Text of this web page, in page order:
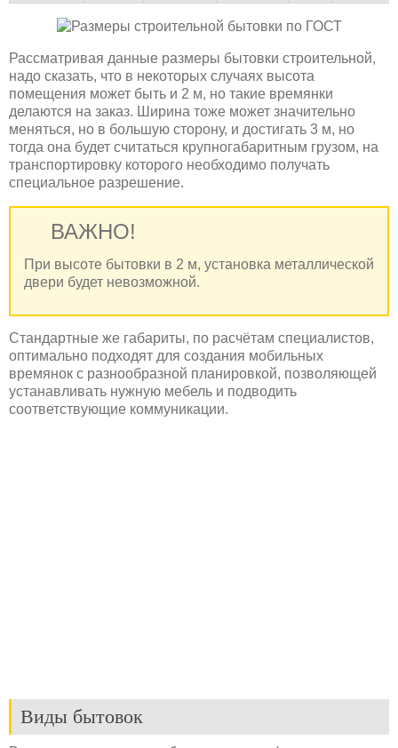
Рассматривая данные размеры бытовки строительной,
надо сказать, что в некоторых случаях высота
помещения может быть и 2 м, но такие времянки
делаются на заказ. Ширина тоже может значительно
меняться, но в большую сторону, и достигать 3 м, но
тогда она будет считаться крупногабаритным грузом, на
транспортировку которого необходимо получать
специальное разрешение.
ВАЖНО!
При высоте бытовки в 2 м, установка металлической
двери будет невозможной.
Стандартные же габариты, по расчётам специалистов,
оптимально подходят для создания мобильных
времянок с разнообразной планировкой, позволяющей
устанавливать нужную мебель и подводить
соответствующие коммуникации.
Виды бытовок